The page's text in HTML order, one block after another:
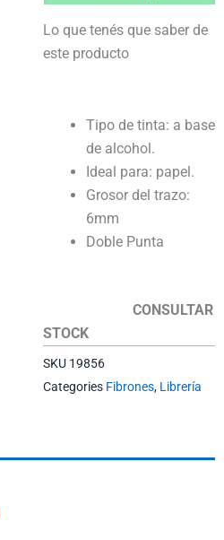
Lo que tenés que saber de
este producto
Tipo de tinta: a base
de alcohol.
Ideal para: papel.
Grosor del trazo:
6mm
Doble Punta
CONSULTAR
STOCK
SKU 19856
Categories Fibrones, Librería